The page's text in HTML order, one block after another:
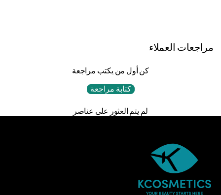
مراجعات العملاء
كن أول من يكتب مراجعة
كتابة مراجعة
لم يتم العثور على عناصر